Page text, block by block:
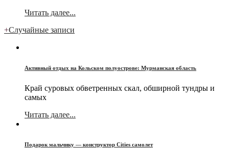
Читать далее...
+Случайные записи
Активный отдых на Кольском полуострове: Мурманская область
Край суровых обветренных скал, обширной тундры и
самых
Читать далее...
Подарок мальчику — конструктор Cities самолет